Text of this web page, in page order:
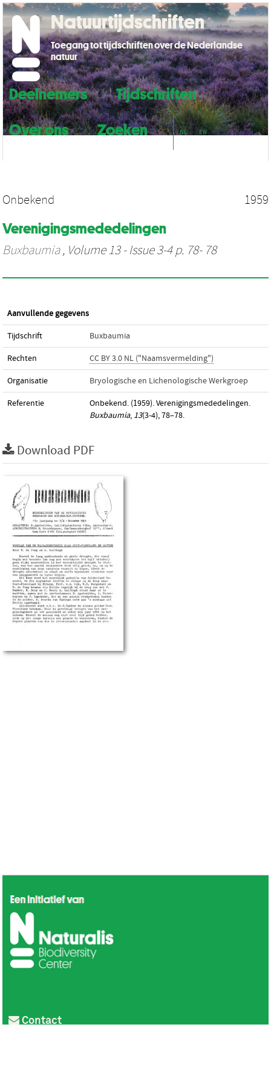
Deelnemers
Tijdschriften
Over ons
Zoeken NL EN
Natuurtijdschriften
Toegang tot tijdschriften over de Nederlandse
natuur
Onbekend 1959
Verenigingsmededelingen
Buxbaumia, Volume 13 - Issue 3-4 p. 78- 78
Aanvullende gegevens
Tijdschrift Buxbaumia
Rechten CC BY 3.0 NL ("Naamsvermelding")
Organisatie Bryologische en Lichenologische Werkgroep
Referentie
Onbekend. (1959). Verenigingsmededelingen.
Buxbaumia, 13(3-4), 78–78.
Download PDF
Contact